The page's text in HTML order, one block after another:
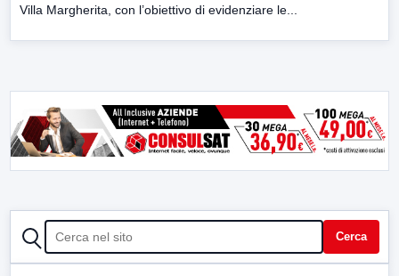
Villa Margherita, con l’obiettivo di evidenziare le...
CERCA Cerca